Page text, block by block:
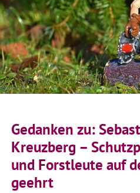
Gedanken zu:
Kreuzberg –
und Forstleute auf
geehrt